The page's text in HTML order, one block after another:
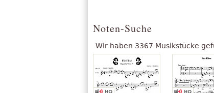
Noten-Suche
Wir haben 3367 Musikstücke